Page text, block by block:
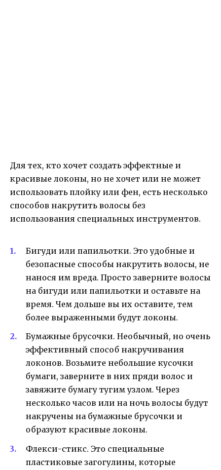
Для тех, кто хочет создать эффектные и
красивые локоны, но не хочет или не может
использовать плойку или фен, есть несколько
способов накрутить волосы без
использования специальных инструментов.
Бигуди или папильотки. Это удобные и
безопасные способы накрутить волосы, не
нанося им вреда. Просто заверните волосы
на бигуди или папильотки и оставьте на
время. Чем дольше вы их оставите, тем
более выраженными будут локоны.
Бумажные брусочки. Необычный, но очень
эффективный способ накручивания
локонов. Возьмите небольшие кусочки
бумаги, заверните в них пряди волос и
завяжите бумагу тугим узлом. Через
несколько часов или на ночь волосы будут
накручены на бумажные брусочки и
образуют красивые локоны.
Флекси-стикс. Это специальные
пластиковые загогулины, которые